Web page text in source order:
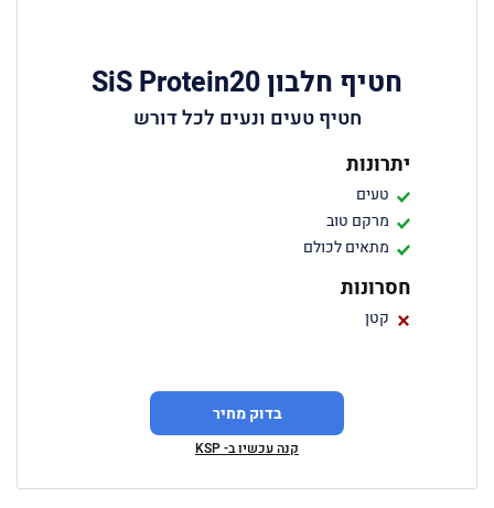
חטיף חלבון SiS Protein20
חטיף טעים ונעים לכל דורש
יתרונות
טעים
מרקם טוב
מתאים לכולם
חסרונות
קטן
בדוק מחיר
קנה עכשיו ב- KSP